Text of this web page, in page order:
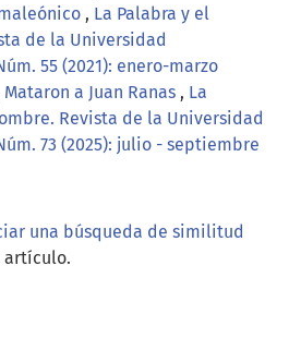
, La Palabra y el
de la Universidad
55 (2021): enero-marzo
Mataron a Juan Ranas , La
Revista de la Universidad
73 (2025): julio - septiembre
una búsqueda de similitud
artículo.